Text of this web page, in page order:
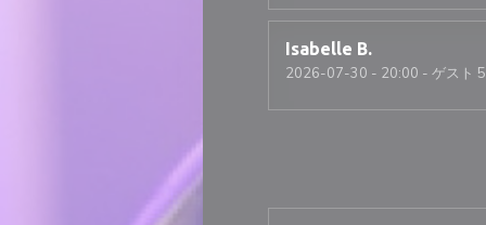
Isabelle B
2026-07-30 - 20:00 - ゲスト 5